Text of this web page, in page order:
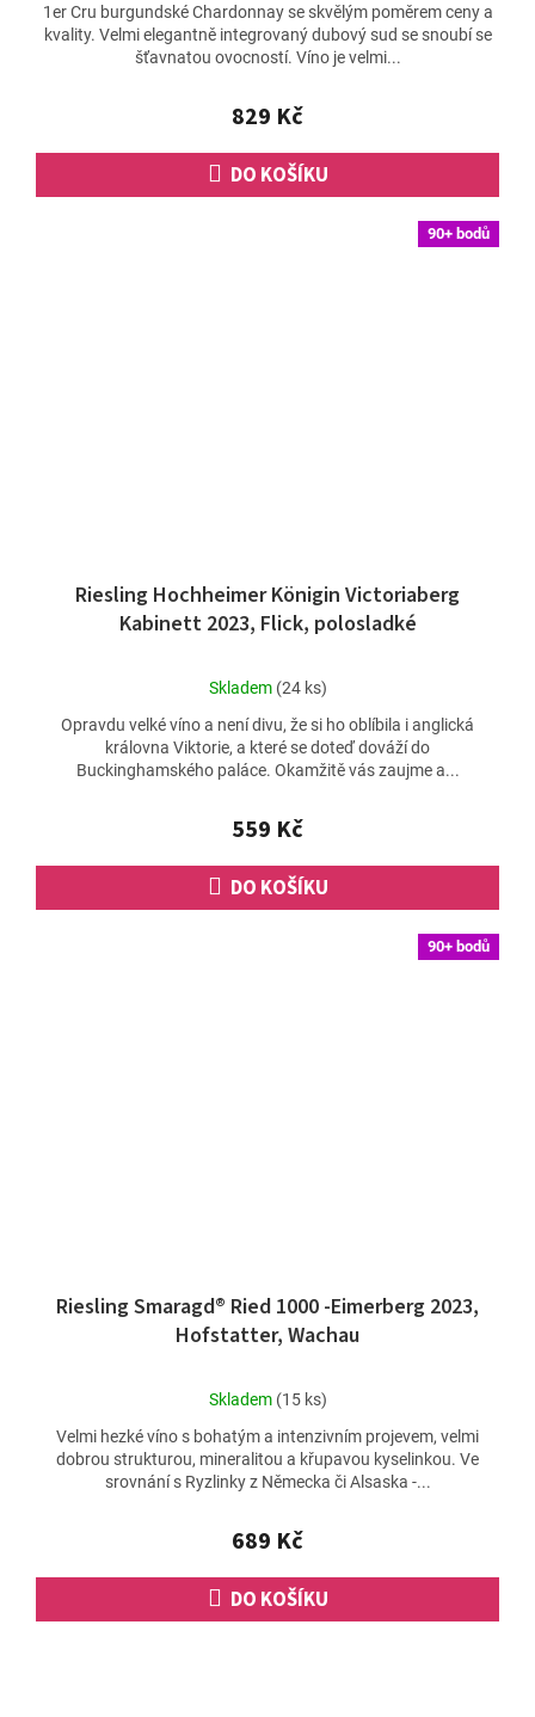
produktu
je
5,0
5
hvězdiček.
829 Kč
DO KOŠÍKU
1er Cru burgundské Chardonnay se skvělým poměrem ceny a
kvality. Velmi elegantně integrovaný dubový sud se snoubí se
šťavnatou ovocností. Víno je velmi...
90+ bodů
Riesling Hochheimer Königin Victoriaberg
Kabinett 2023, Flick, polosladké
Průměrné
produktu
je
4,9
5
hvězdiček.
Skladem (24 ks)
559 Kč
DO KOŠÍKU
Opravdu velké víno a není divu, že si ho oblíbila i anglická
královna Viktorie, a které se doteď dováží do
Buckinghamského paláce. Okamžitě vás zaujme a...
90+ bodů
Riesling Smaragd® Ried 1000 -Eimerberg 2023,
Hofstatter, Wachau
Průměrné
produktu
je
5,0
5
hvězdiček.
Skladem (15 ks)
689 Kč
DO KOŠÍKU
Velmi hezké víno s bohatým a intenzivním projevem, velmi
dobrou strukturou, mineralitou a křupavou kyselinkou. Ve
srovnání s Ryzlinky z Německa či Alsaska -...